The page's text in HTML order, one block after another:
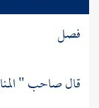
فصل
قال صاحب "